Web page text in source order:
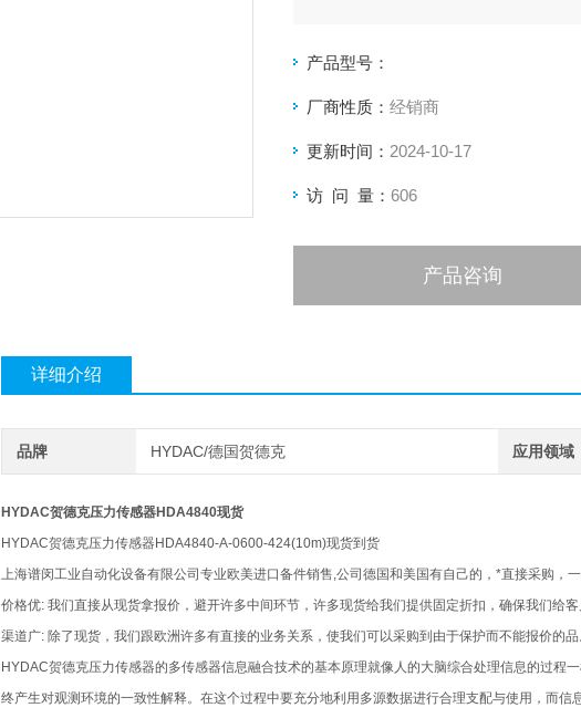
客户惠的价格。
品。
产品型号：
厂商性质： 经销商
更新时间： 2024-10-17
访 问 量： 606
产品咨询
详细介绍
品牌 HYDAC/德国贺德克 应用领域
HYDAC贺德克压力传感器HDA4840现货
HYDAC贺德克压力传感器HDA4840-A-0600-424(10m)现货到货
上海谱闵工业自动化设备有限公司专业欧美进口备件销售,公司德国和美国有自己的，*直接采购，
价格优: 我们直接从现货拿报价，避开许多中间环节，许多现货给我们提供固定折扣，确保我们给
渠道广: 除了现货，我们跟欧洲许多有直接的业务关系，使我们可以采购到由于保护而不能报价的
HYDAC贺德克压力传感器的多传感器信息融合技术的基本原理就像人的大脑综合处理信息的过程
终产生对观测环境的一致性解释。在这个过程中要充分地利用多源数据进行合理支配与使用，而